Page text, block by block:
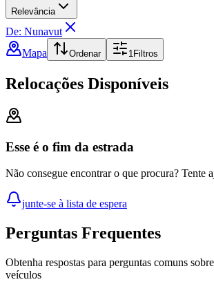
Relevância
De: Nunavut
Mapa
Ordenar 1Filtros
Relocações Disponíveis
Esse é o fim da estrada
Não consegue encontrar o que procura? Tente
junte-se à lista de espera
Perguntas Frequentes
Obtenha respostas para perguntas comuns
veículos